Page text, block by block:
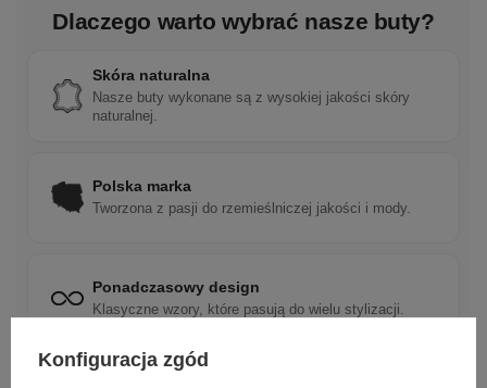
Dlaczego warto wybrać nasze buty?
Skóra naturalna
Nasze buty wykonane są z wysokiej jakości skóry
naturalnej.
Polska marka
Tworzona z pasji do rzemieślniczej jakości i mody.
Ponadczasowy design
Klasyczne wzory, które pasują do wielu stylizacji.
Konfiguracja zgód